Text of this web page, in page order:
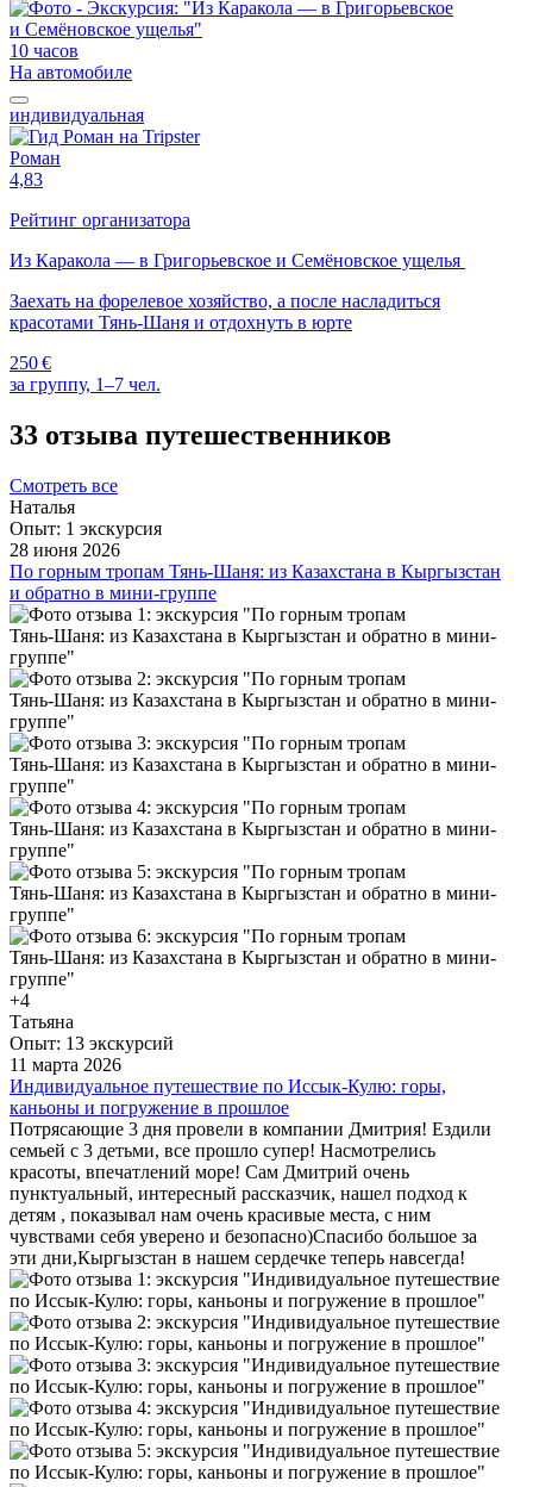
10 часов
На автомобиле
индивидуальная
Роман
4,83
Рейтинг организатора
Из Каракола — в Григорьевское и Семёновское ущелья
Заехать на форелевое хозяйство, а после насладиться
красотами Тянь-Шаня и отдохнуть в юрте
250 €
за группу, 1–7 чел.
33 отзыва путешественников
Смотреть все
Наталья
Опыт: 1 экскурсия
28 июня 2026
По горным тропам Тянь‑Шаня: из Казахстана в Кыргызстан
и обратно в мини-группе
Хочу выразить огромную благодарность🙏организатору
тура за это невероятно крутое путешествие. В этом трипе я
испытала кучу различных эмоций и увидела много
красивых и интересных мест. Все проходило достаточно
комфортно и не спеша, не было , суеты и беготни,
останавливались на локациях и ходили сколько необходимо,
а еще бонусом вы можете получить красивые фото от гида
😉😊, который с трепетом и терпением вас зафоткает🤭🙏🤗
особенно повезло с мини группой, с которой мы поймали
общий вайб и кайфовали на полную, а это тоже очень
важно....быть на одной волне. Посетили все локации
которые есть в описании. Ужинали в различных местах
пробуя вкусную, местную национальную еду мясо, рыбу на
любой вкус. Гид расскажет и покажет, где купить классные
и интересные сувениры домой, поможет с обменом,
остановится где будет необходимо. Всем советую съездить в
это путешествие, да и не только в это с Алексеем, вы не
пожалеете о своем выборе и будет масса впечатлений. 😊
Алексею желаю удачи и открытия новых горизонтов😉😇♥️
ещё
+4
Татьяна
Опыт: 13 экскурсий
11 марта 2026
Индивидуальное путешествие по Иссык-Кулю: горы,
каньоны и погружение в прошлое
Потрясающие 3 дня провели в компании Дмитрия! Ездили
семьей с 3 детьми, все прошло супер! Насмотрелись
красоты, впечатлений море! Сам Дмитрий очень
пунктуальный, интересный рассказчик, нашел подход к
детям , показывал нам очень красивые места, с ним
чувствами себя уверено и безопасно)Спасибо большое за
эти дни,Кыргызстан в нашем сердечке теперь навсегда!